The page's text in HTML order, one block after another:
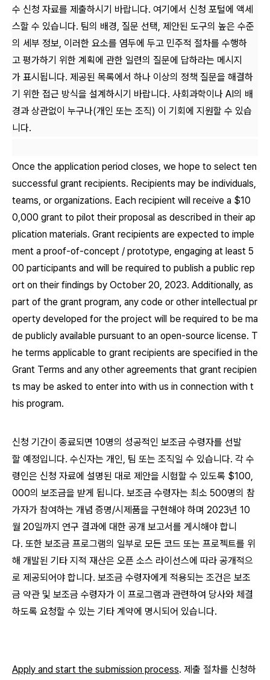
수 신청 자료를 제출하시기 바랍니다. 여기에서 신청 포털에 액세
스할 수 있습니다. 팀의 배경, 질문 선택, 제안된 도구의 높은 수준
의 세부 정보, 이러한 요소를 염두에 두고 민주적 절차를 수행하
고 평가하기 위한 계획에 관한 일련의 질문에 답하라는 메시지
가 표시됩니다. 제공된 목록에서 하나 이상의 정책 질문을 해결하
기 위한 접근 방식을 설계하시기 바랍니다. 사회과학이나 AI의 배
경과 상관없이 누구나(개인 또는 조직) 이 기회에 지원할 수 있습
니다.
Once the application period closes, we hope to select ten
successful grant recipients. Recipients may be individuals,
teams, or organizations. Each recipient will receive a $10
0,000 grant to pilot their proposal as described in their ap
plication materials. Grant recipients are expected to imple
ment a proof-of-concept / prototype, engaging at least 5
00 participants and will be required to publish a public rep
ort on their findings by October 20, 2023. Additionally, as
part of the grant program, any code or other intellectual pr
operty developed for the project will be required to be ma
de publicly available pursuant to an open-source license. T
he terms applicable to grant recipients are specified in the
Grant Terms and any other agreements that grant recipien
ts may be asked to enter into with us in connection with t
his program.
신청 기간이 종료되면 10명의 성공적인 보조금 수령자를 선발
할 예정입니다. 수신자는 개인, 팀 또는 조직일 수 있습니다. 각 수
령인은 신청 자료에 설명된 대로 제안을 시험할 수 있도록 $100,
000의 보조금을 받게 됩니다. 보조금 수령자는 최소 500명의 참
가자가 참여하는 개념 증명/시제품을 구현해야 하며 2023년 10
월 20일까지 연구 결과에 대한 공개 보고서를 게시해야 합니
다. 또한 보조금 프로그램의 일부로 모든 코드 또는 프로젝트를 위
해 개발된 기타 지적 재산은 오픈 소스 라이선스에 따라 공개적으
로 제공되어야 합니다. 보조금 수령자에게 적용되는 조건은 보조
금 약관 및 보조금 수령자가 이 프로그램과 관련하여 당사와 체결
하도록 요청할 수 있는 기타 계약에 명시되어 있습니다.
Apply and start the submission process. 제출 절차를 신청하